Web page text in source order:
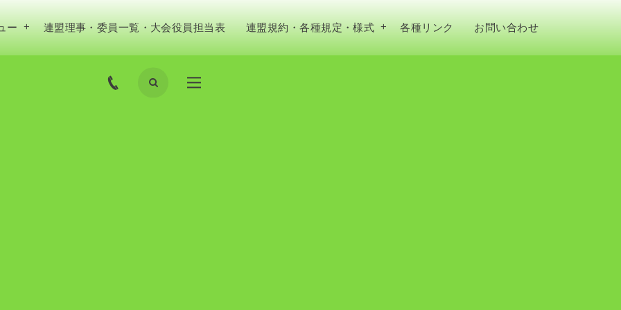
ー 連盟理事・委員一覧・大会役員担当表 連盟規約・各種規定・様式 各種リンク お問い合わせ